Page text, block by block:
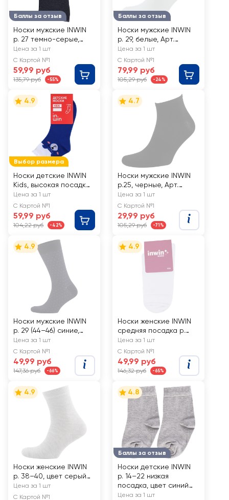
Баллы за отзыв
Носки мужские INWIN
р. 27 темно-серые,
Арт. BMS02-02
Цена за 1 шт
С Картой №1
59,99 руб
135,79 руб -55%
Баллы за отзыв
Носки мужские INWIN
р. 29, белые, Арт.
BMS12-3
Цена за 1 шт
С Картой №1
79,99 руб
105,29 руб -24%
Выбор размера
4.9
Носки детские INWIN
Kids, высокая посадка
р. 14–22, мишка, Арт.
LK001
Цена за 1 шт
С Картой №1
59,99 руб
104,22 руб -42%
4.7
Носки мужские INWIN
р.25, черные, Арт.
BMS12-1
Цена за 1 шт
С Картой №1
29,99 руб
105,29 руб -71%
4.9
Носки мужские INWIN
р. 29 (44–46) синие,
Арт. BMS06-02
Цена за 1 шт
С Картой №1
49,99 руб
147,36 руб -66%
4.9
Носки женские INWIN
средняя посадка р.
23–25, черные, Арт.
2116ж
Цена за 1 шт
С Картой №1
49,99 руб
146,32 руб -65%
4.9
Носки женские INWIN
р. 38–40, цвет серый
меланж, Арт. BWS01-
01
Цена за 1 шт
С Картой №1
Баллы за отзыв
4.8
Носки детские INWIN
р. 14–22 низкая
посадка, цвет синий
меланж, Арт BKSU-01-
Цена за 1 шт